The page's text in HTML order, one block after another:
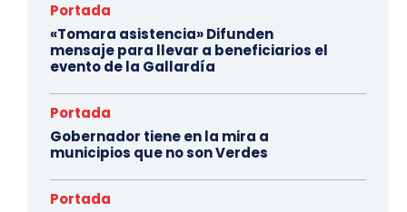
Portada
«Tomara asistencia» Difunden
mensaje para llevar a beneficiarios el
evento de la Gallardía
Portada
Gobernador tiene en la mira a
municipios que no son Verdes
Portada